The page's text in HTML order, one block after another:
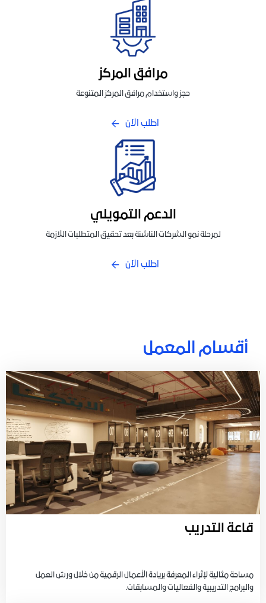
مرافق المركز
حجز واستخدام مرافق المركز المتنوعة
اطلب الآن
الدعم التمويلي
لمرحلة نمو الشركات الناشئة بعد تحقيق المتطلبات اللازمة
اطلب الآن
أقسام المعمل
قاعة التدريب
مساحة مثالية لإثراء المعرفة بريادة الأعمال الرقمية من خلال ورش العمل
والبرامج التدريبية والفعاليات والمسابقات.